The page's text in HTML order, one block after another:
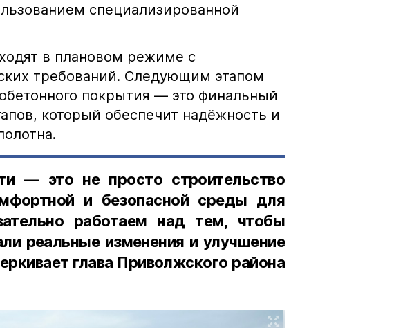
специализированной
в плановом режиме с
требований. Следующим этапом
покрытия — это финальный
который обеспечит надёжность и
— это не просто строительство
и безопасной среды для
работаем над тем, чтобы
реальные изменения и улучшение
глава Приволжского района